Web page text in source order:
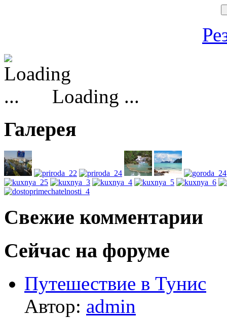
Loading ...
Галерея
Свежие комментарии
Сейчас на форуме
Путешествие в Тунис
Автор: admin